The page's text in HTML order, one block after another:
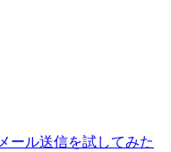
ール送信を試してみた